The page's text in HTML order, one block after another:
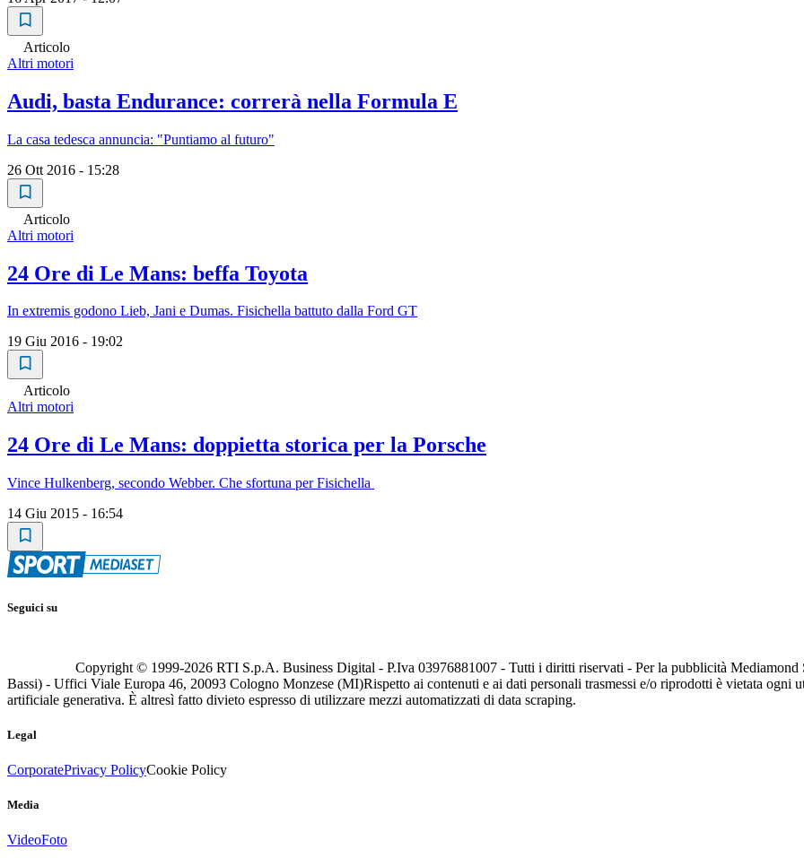
Articolo
Altri motori
Audi, basta Endurance: correrà nella Formula E
La casa tedesca annuncia: "Puntiamo al futuro"
26 Ott 2016 - 15:28
Articolo
Altri motori
24 Ore di Le Mans: beffa Toyota
In extremis godono Lieb, Jani e Dumas. Fisichella battuto dalla Ford GT
19 Giu 2016 - 19:02
Articolo
Altri motori
24 Ore di Le Mans: doppietta storica per la Porsche
Vince Hulkenberg, secondo Webber. Che sfortuna per Fisichella
14 Giu 2015 - 16:54
Seguici su
Copyright © 1999-2026 RTI S.p.A. Business Digital - P.Iva 03976881007 - Tutti i diritti riservati - Per la pubblicità
Bassi) - Uffici Viale Europa 46, 20093 Cologno Monzese (MI)Rispetto ai contenuti e ai dati personali trasmessi e/o riprodotti è vietata ogni
artificiale generativa. È altresì fatto divieto espresso di utilizzare mezzi automatizzati di data scraping.
Legal
CorporatePrivacy PolicyCookie Policy
Media
VideoFoto